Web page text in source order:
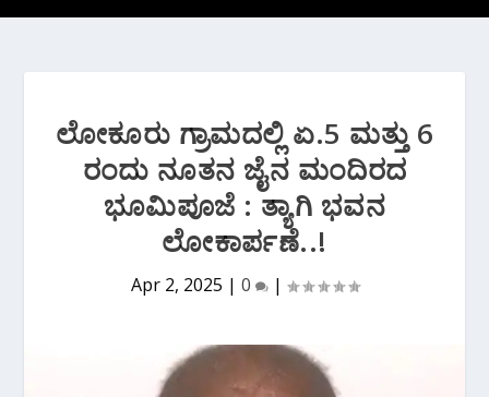
ಲೋಕೂರು ಗ್ರಾಮದಲ್ಲಿ ಏ.5 ಮತ್ತು 6
ರಂದು ನೂತನ ಜೈನ ಮಂದಿರದ
ಭೂಮಿಪೂಜೆ : ತ್ಯಾಗಿ ಭವನ
ಲೋಕಾರ್ಪಣೆ..!
Apr 2, 2025 | 0 |